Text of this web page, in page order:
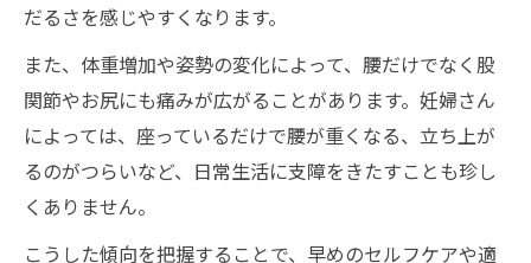
だるさを感じやすくなります。
また、体重増加や姿勢の変化によって、腰だけでなく股
関節やお尻にも痛みが広がることがあります。妊婦さん
によっては、座っているだけで腰が重くなる、立ち上が
るのがつらいなど、日常生活に支障をきたすことも珍し
くありません。
こうした傾向を把握することで、早めのセルフケアや適